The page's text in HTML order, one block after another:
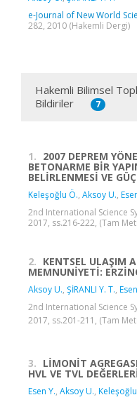
e-Journal of New World
282, 2010 (Hakemli Dergi)
Hakemli Bilimsel
Bildiriler
7
1. 2007 DEPREM
BETONARME BİR
BELİRLENMESİ VE
Keleşoğlu Ö., Aksoy U.,
2nd International Science
2017, ss.216-222, (Tam
2. KENTSEL ULAŞIM
MEMNUNİYETİ:
Aksoy U., ŞİRANLI Y. T.,
2nd International Science
2017, ss.201-211, (Tam
3. LİMONİT
HVL VE TVL
Esen Y., Aksoy U.,